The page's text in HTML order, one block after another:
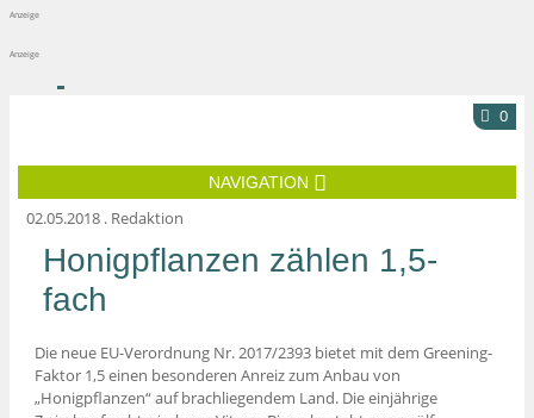
Anzeige
Anzeige
0
NAVIGATION
02.05.2018 . Redaktion
Honigpflanzen zählen 1,5-
fach
Die neue EU-Verordnung Nr. 2017/2393 bietet mit dem Greening-
Faktor 1,5 einen besonderen Anreiz zum Anbau von
„Honigpflanzen“ auf brachliegendem Land. Die einjährige